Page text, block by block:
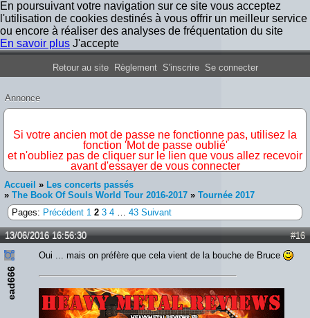
En poursuivant votre navigation sur ce site vous acceptez
l'utilisation de cookies destinés à vous offrir un meilleur service
ou encore à réaliser des analyses de fréquentation du site
En savoir plus J'accepte
Forum Iron Maiden France
Retour au site Règlement S'inscrire Se connecter
Annonce
Si votre ancien mot de passe ne fonctionne pas, utilisez la
fonction 'Mot de passe oublié'
et n'oubliez pas de cliquer sur le lien que vous allez recevoir
avant d'essayer de vous connecter
Accueil » Les concerts passés
» The Book Of Souls World Tour 2016-2017 » Tournée 2017
Pages: Précédent 1 2 3 4 … 43 Suivant
#16
13/06/2016 16:56:30
ead666
Oui ... mais on préfère que cela vient de la bouche de Bruce